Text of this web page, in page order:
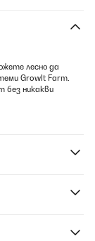
лесно да
GrowIt Farm.
без никакви